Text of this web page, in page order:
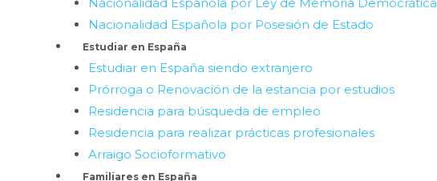
Nacionalidad Española por Posesión de Estado
Estudiar en España
Estudiar en España siendo extranjero
Prórroga o Renovación de la estancia por estudios
Residencia para búsqueda de empleo
Residencia para realizar prácticas profesionales
Arraigo Socioformativo
Familiares en España